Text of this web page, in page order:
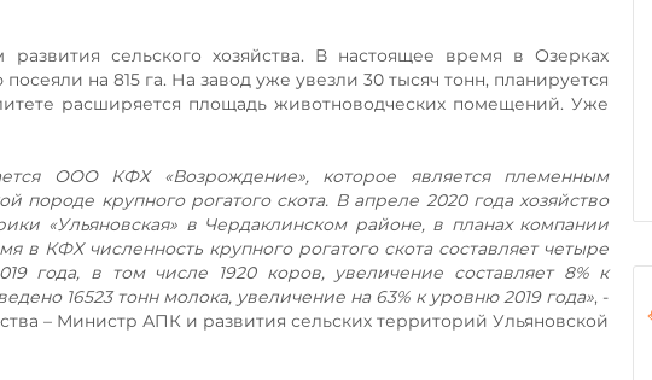
сельского хозяйства. В настоящее время в Озерках
на 815 га. На завод уже увезли 30 тысяч тонн, планируется
расширяется площадь животноводческих помещений. Уже
ООО КФХ «Возрождение», которое является племенным
породе крупного рогатого скота. В апреле 2020 года хозяйство
«Ульяновская» в Чердаклинском районе, в планах компании
в КФХ численность крупного рогатого скота составляет четыре
года, в том числе 1920 коров, увеличение составляет 8% к
16523 тонн молока, увеличение на 63% к уровню 2019 года», -
– Министр АПК и развития сельских территорий Ульяновской